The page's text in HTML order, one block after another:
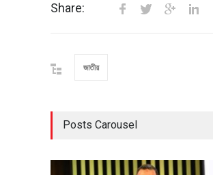
Share:
জাতীয়
Posts Carousel